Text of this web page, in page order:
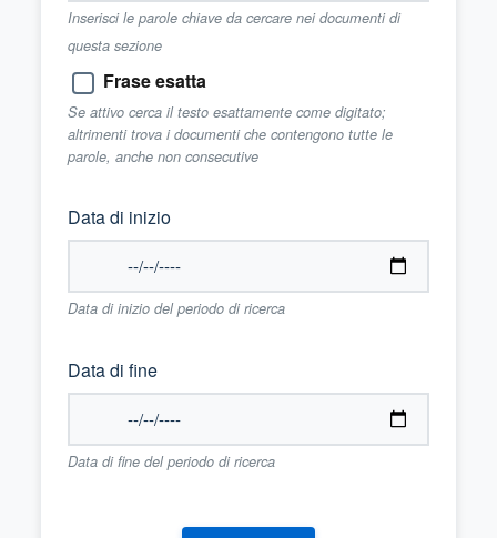
Inserisci le parole chiave da cercare nei documenti di
questa sezione
Frase esatta
Se attivo cerca il testo esattamente come digitato;
altrimenti trova i documenti che contengono tutte le
parole, anche non consecutive
Data di inizio
Data di inizio del periodo di ricerca
Data di fine
Data di fine del periodo di ricerca